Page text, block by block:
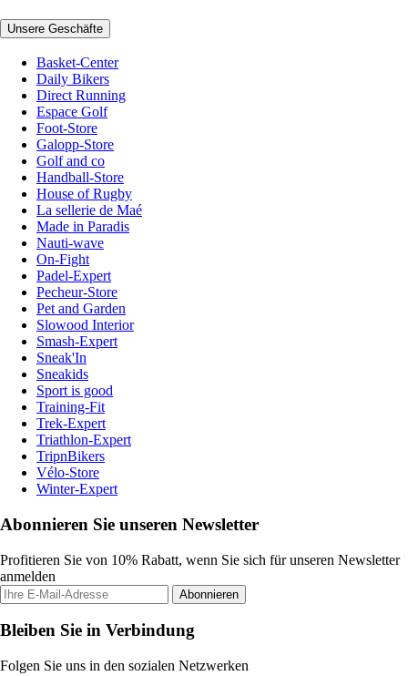
Unsere Geschäfte
Basket-Center
Daily Bikers
Direct Running
Espace Golf
Foot-Store
Galopp-Store
Golf and co
Handball-Store
House of Rugby
La sellerie de Maé
Made in Paradis
Nauti-wave
On-Fight
Padel-Expert
Pecheur-Store
Pet and Garden
Slowood Interior
Smash-Expert
Sneak'In
Sneakids
Sport is good
Training-Fit
Trek-Expert
Triathlon-Expert
TripnBikers
Vélo-Store
Winter-Expert
Abonnieren Sie unseren Newsletter
Profitieren Sie von 10% Rabatt, wenn Sie sich für unseren Newsletter
anmelden
Abonnieren
Bleiben Sie in Verbindung
Folgen Sie uns in den sozialen Netzwerken